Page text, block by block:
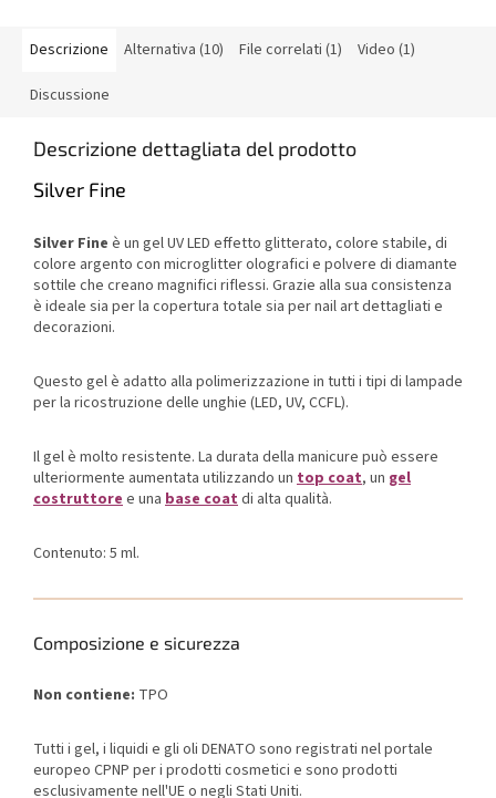
Descrizione Alternativa (10) File correlati (1) Video (1)
Discussione
Descrizione dettagliata del prodotto
Silver Fine
Silver Fine è un gel UV LED effetto glitterato, colore stabile, di
colore argento con microglitter olografici e polvere di diamante
sottile che creano magnifici riflessi. Grazie alla sua consistenza
è ideale sia per la copertura totale sia per nail art dettagliati e
decorazioni.
Questo gel è adatto alla polimerizzazione in tutti i tipi di lampade
per la ricostruzione delle unghie (LED, UV, CCFL).
Il gel è molto resistente. La durata della manicure può essere
ulteriormente aumentata utilizzando un top coat, un gel
costruttoree una base coatdi alta qualità.
Contenuto: 5 ml.
Composizione e sicurezza
Non contiene: TPO
Tutti i gel, i liquidi e gli oli DENATO sono registrati nel portale
europeo CPNP per i prodotti cosmetici e sono prodotti
esclusivamente nell'UE o negli Stati Uniti.